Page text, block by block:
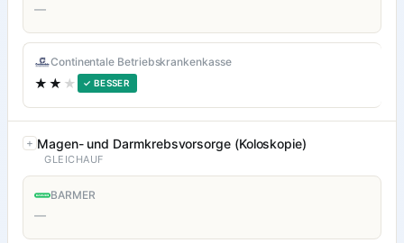
—
Continentale Betriebskrankenkasse
★★ ★ ✓ BESSER
Magen- und Darmkrebsvorsorge (Koloskopie)
GLEICHAUF
BARMER
—